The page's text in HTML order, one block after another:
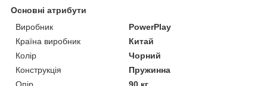
Основні атрибути
Виробник
PowerPlay
Країна виробник
Китай
Колір
Чорний
Конструкція
Пружинна
Опір
90 кг